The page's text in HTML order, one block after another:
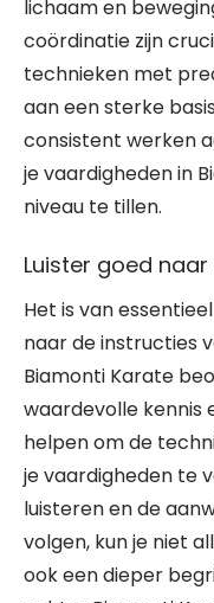
lichaam en
coördinatie zijn
technieken met
aan een sterke
consistent werken
je vaardigheden in
niveau te tillen.
Luister goed
Het is van
naar de instructies
Biamonti Karate
waardevolle kennis
helpen om de
je vaardigheden te
luisteren en de
volgen, kun je niet
ook een dieper